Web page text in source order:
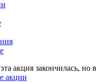
акция закончилась,
акции